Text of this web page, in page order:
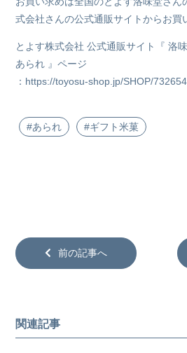
式会社さんの公式通販サイトからお買
とよす株式会社 公式通販サイト『 洛
あられ 』ページ
： https://toyosu-shop.jp/SHOP/
#あられ #ギフト米菓
前の記事へ
関連記事